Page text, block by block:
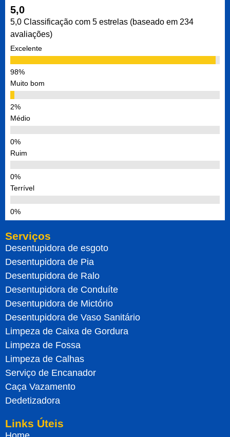
5,0
5,0 Classificação com 5 estrelas (baseado em 234
avaliações)
Excelente
Muito bom
Médio
Ruim
Terrível
Serviços
Desentupidora de esgoto
Desentupidora de Pia
Desentupidora de Ralo
Desentupidora de Conduíte
Desentupidora de Mictório
Desentupidora de Vaso Sanitário
Limpeza de Caixa de Gordura
Limpeza de Fossa
Limpeza de Calhas
Serviço de Encanador
Caça Vazamento
Dedetizadora
Links Úteis